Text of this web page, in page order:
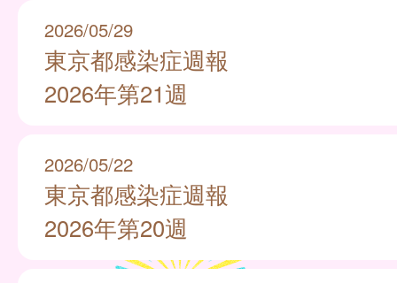
2026/05/29
東京都感染症週報
2026年第21週
2026/05/22
東京都感染症週報
2026年第20週